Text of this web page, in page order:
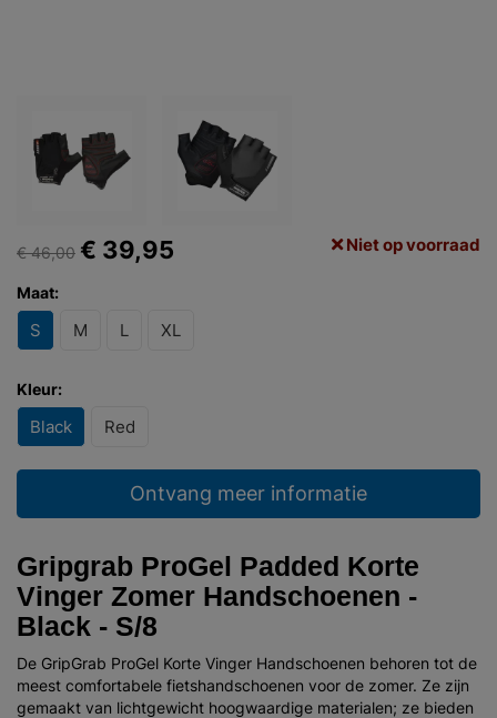
€ 46,00 € 39,95 Niet op voorraad
Maat:
S M L XL
Kleur:
Black Red
Ontvang meer informatie
Gripgrab ProGel Padded Korte
Vinger Zomer Handschoenen -
Black - S/8
De GripGrab ProGel Korte Vinger Handschoenen behoren tot de
meest comfortabele fietshandschoenen voor de zomer. Ze zijn
gemaakt van lichtgewicht hoogwaardige materialen; ze bieden